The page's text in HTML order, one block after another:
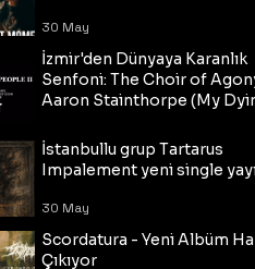
30 May
İzmir'den Dünyaya Karanlık
Senfoni: The Choir of
Aaron Stainthorpe (My
Tekli!
30 May
İstanbullu grup Tartarus
Impalement yeni single
30 May
Scordatura - Yeni Albüm
Çıkıyor